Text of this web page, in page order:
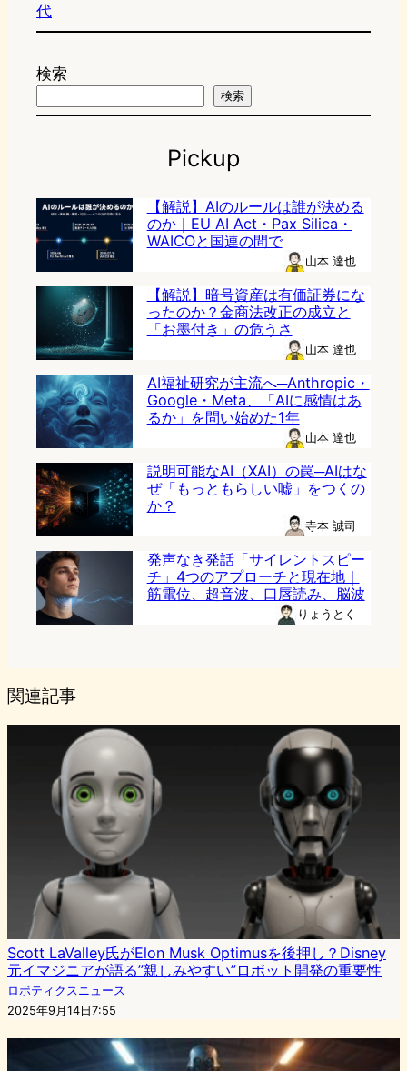
代
検索
検索
Pickup
【解説】AIのルールは誰が決める
のか｜EU AI Act・Pax Silica・
WAICOと国連の間で
山本 達也
【解説】暗号資産は有価証券にな
ったのか？金商法改正の成立と
「お墨付き」の危うさ
山本 達也
AI福祉研究が主流へ─Anthropic・
Google・Meta、「AIに感情はあ
るか」を問い始めた1年
山本 達也
説明可能なAI（XAI）の罠─AIはな
ぜ「もっともらしい嘘」をつくの
か？
寺本 誠司
発声なき発話「サイレントスピー
チ」4つのアプローチと現在地｜
筋電位、超音波、口唇読み、脳波
りょうとく
関連記事
Scott LaValley氏がElon Musk Optimusを後押し？Disney
元イマジニアが語る”親しみやすい”ロボット開発の重要性
ロボティクスニュース
2025年9月14日7:55